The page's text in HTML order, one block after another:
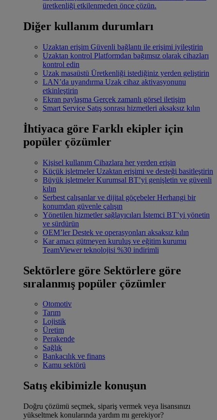
üretkenliği etkilenmeden önce çözün.
Diğer kullanım durumları
Uzaktan erişim Güvenli bağlantı ile erişimi iyileştirin
Uzaktan kontrol Platformdan bağımsız olarak cihazları
kontrol edin
Uzak masaüstü Üretkenliği istediğiniz yerden geliştirin
LAN’da uyandırma Uzak cihaz aktivasyonunu
etkinleştirin
Ekran paylaşma Gerçek zamanlı görsel iletişim
Smart Service Satış sonrası hizmetleri aksaksız kılın
İhtiyaca göre Farklı ekipler için
popüler çözümler
Kişisel kullanım Cihazlara her yerden erişin
Küçük işletmeler Uzaktan erişimi ve desteği basitleştirin
Büyük işletmeler Kurumsal BT’yi genişletin ve güvenli
kılın
Serbest çalışanlar ve dijital göçebeler Herhangi bir
konumdan güvenle çalışın
Yönetilen hizmetler sağlayıcıları İstemci BT’yi yönetin
ve sürdürün
OEM’ler Destek ve operasyonları aksaksız kılın
Kar amacı gütmeyen kuruluş ve eğitim kurumu
TeamViewer teknolojisi %30 indirimli
Sektörlere göre Sektörlere göre
sıralanmış popüler çözümler
Otomotiv
Tarım
Lojistik
Üretim
Perakende
Sağlık
Bankacılık ve finans
Kamu sektörü
Satış ekibimizle konuşun
Doğru çözümü seçmek, sipariş vermek veya lisansınızı
yükseltmek konularında yardım mı gerekiyor?